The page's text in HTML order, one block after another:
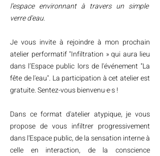
l’espace environnant à travers un simple
verre d'eau.
Je vous invite à rejoindre à mon prochain
atelier performatif "Infiltration » qui aura lieu
dans l’Espace public lors de l'événement "La
fête de l'eau". La participation à cet atelier est
gratuite. Sentez-vous bienvenu·e·s !
Dans ce format d'atelier atypique, je vous
propose de vous infiltrer progressivement
dans l'Espace public, de la sensation interne à
celle en interaction, de la conscience